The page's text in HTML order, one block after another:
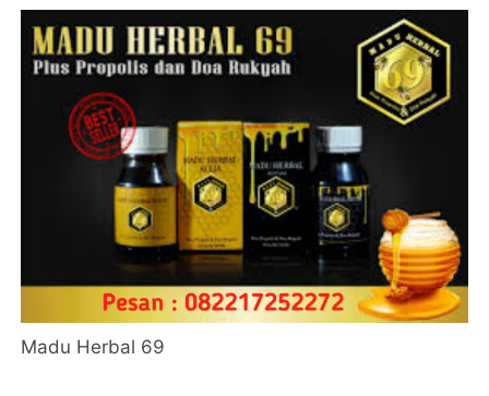
Madu Herbal 69